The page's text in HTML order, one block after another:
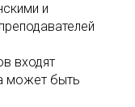
и
входят
может быть